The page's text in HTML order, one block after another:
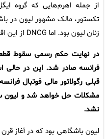
از جمله اهرم‌هایی که گروه
‌تکستور، مالک مشهور لیون در
زنان لیون بود. اما ‌DNCG‌ از این اقدامات قانع نشد.
در نهایت حکم رسمی سقوط
فرانسه صادر شد. این در
قبلی رگولاتور مالی فوتبال
مشکلات حل خواهد شد و لیون
نشد. ‌
لیون باشگاهی بود که در آغاز